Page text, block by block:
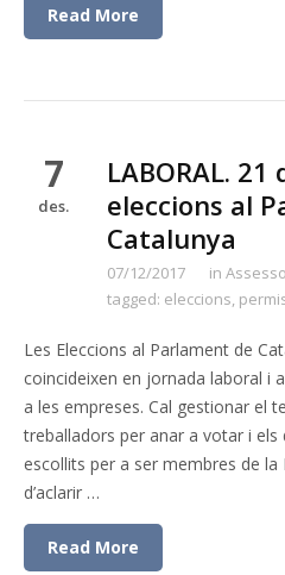
Read More
7
des.
LABORAL.
eleccions al
Catalunya
07/12/2017 in
tagged: eleccions,
Les Eleccions al Parlament de
coincideixen en jornada laboral i
a les empreses. Cal gestionar el
treballadors per anar a votar i els
escollits per a ser membres de
d’aclarir …
Read More